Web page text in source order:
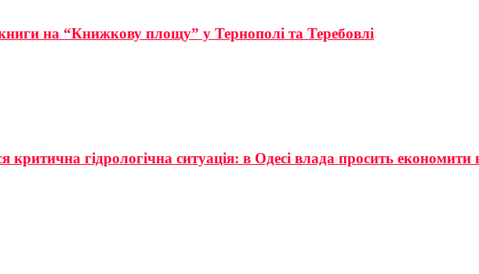
на “Книжкову площу” у Тернополі та Теребовлі
критична гідрологічна ситуація: в Одесі влада просить економити